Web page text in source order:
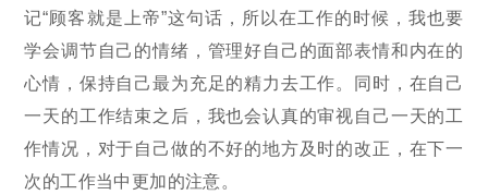
记“顾客就是上帝”这句话，所以在工作的时候，我也要
学会调节自己的情绪，管理好自己的面部表情和内在的
心情，保持自己最为充足的精力去工作。同时，在自己
一天的工作结束之后，我也会认真的审视自己一天的工
作情况，对于自己做的不好的地方及时的改正，在下一
次的工作当中更加的注意。